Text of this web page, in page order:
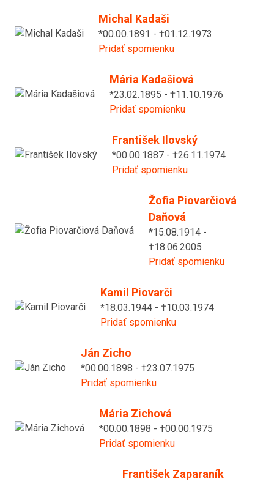
Michal Kadaši
*00.00.1891 - †01.12.1973
Pridať spomienku
Mária Kadašiová
*23.02.1895 - †11.10.1976
Pridať spomienku
František Ilovský
*00.00.1887 - †26.11.1974
Pridať spomienku
Žofia Piovarčiová
Daňová
*15.08.1914 -
†18.06.2005
Pridať spomienku
Kamil Piovarči
*18.03.1944 - †10.03.1974
Pridať spomienku
Ján Zicho
*00.00.1898 - †23.07.1975
Pridať spomienku
Mária Zichová
*00.00.1898 - †00.00.1975
Pridať spomienku
František Zaparaník